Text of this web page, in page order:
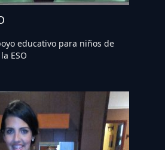
educativo para niños de
ESO